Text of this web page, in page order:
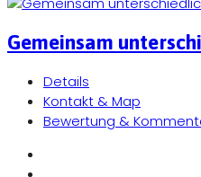
Gemeinsam
Details
Kontakt & Map
Bewertung &